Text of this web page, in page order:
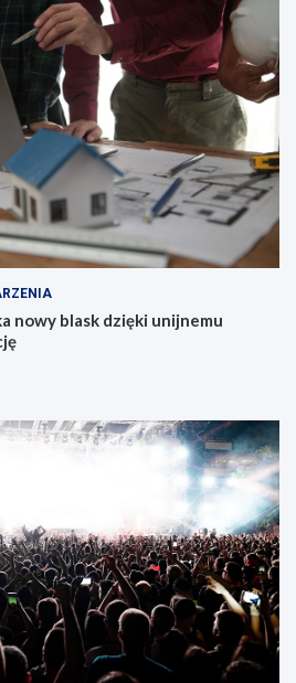
nowy blask dzięki unijnemu